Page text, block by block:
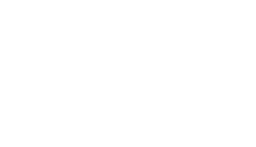
used to help us analyze how the website is used and to offer